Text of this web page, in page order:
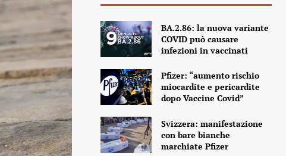
BA.2.86: la nuova variante
COVID può causare
infezioni in vaccinati
Pfizer: “aumento rischio
miocardite e pericardite
dopo Vaccine Covid”
Svizzera: manifestazione
con bare bianche
marchiate Pfizer